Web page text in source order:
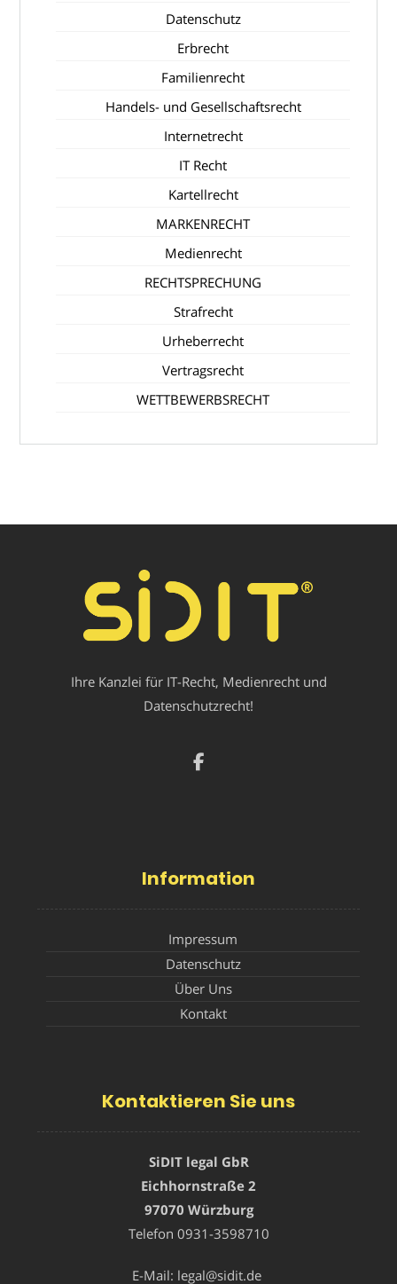
Datenschutz
Erbrecht
Familienrecht
Handels- und Gesellschaftsrecht
Internetrecht
IT Recht
Kartellrecht
MARKENRECHT
Medienrecht
RECHTSPRECHUNG
Strafrecht
Urheberrecht
Vertragsrecht
WETTBEWERBSRECHT
Ihre Kanzlei für IT-Recht, Medienrecht und
Datenschutzrecht!
Information
Impressum
Datenschutz
Über Uns
Kontakt
Kontaktieren Sie uns
SiDIT legal GbR
Eichhornstraße 2
97070 Würzburg
Telefon 0931-3598710
E-Mail: legal@sidit.de